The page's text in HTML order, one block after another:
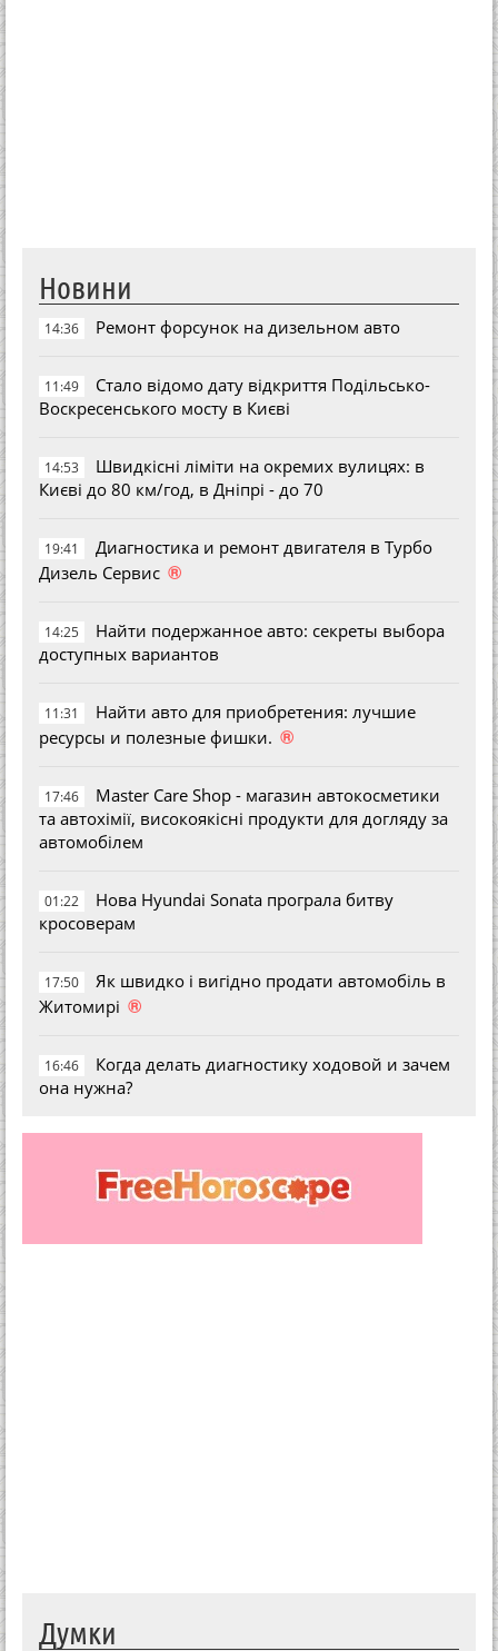
Новини
14:36 Ремонт форсунок на дизельном авто
11:49
Стало відомо дату відкриття Подільсько-
Воскресенського мосту в Києві
14:53
Швидкісні ліміти на окремих вулицях: в
Києві до 80 км/год, в Дніпрі - до 70
19:41
Диагностика и ремонт двигателя в Турбо
Дизель Сервис ®
14:25
Найти подержанное авто: секреты выбора
доступных вариантов
11:31
Найти авто для приобретения: лучшие
ресурсы и полезные фишки. ®
17:46
Master Care Shop - магазин автокосметики
та автохімії, високоякісні продукти для догляду за
автомобілем
01:22
Нова Hyundai Sonata програла битву
кросоверам
17:50
Як швидко і вигідно продати автомобіль в
Житомирі ®
16:46
Когда делать диагностику ходовой и зачем
она нужна?
Думки